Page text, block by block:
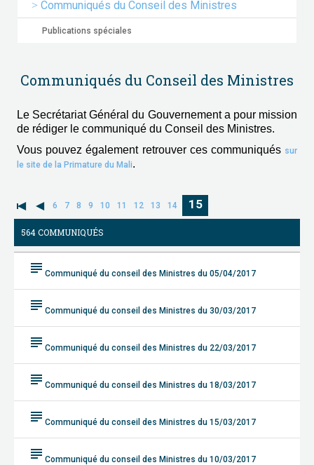
Communiqués du Conseil des Ministres
Publications spéciales
Communiqués du Conseil des Ministres
Le Secrétariat Général du Gouvernement a pour mission
de rédiger le communiqué du Conseil des Ministres.
Vous pouvez également retrouver ces communiqués sur
le site de la Primature du Mali.
6 7 8 9 10 11 12 13 14 15
564 COMMUNIQUÉS
subject Communiqué du conseil des Ministres du 05/04/2017
subject Communiqué du conseil des Ministres du 30/03/2017
subject Communiqué du conseil des Ministres du 22/03/2017
subject Communiqué du conseil des Ministres du 18/03/2017
subject Communiqué du conseil des Ministres du 15/03/2017
subject Communiqué du conseil des Ministres du 10/03/2017